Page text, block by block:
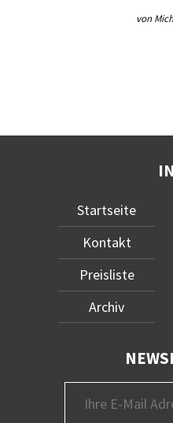
von
Startseite
Kontakt
Preisliste
Archiv